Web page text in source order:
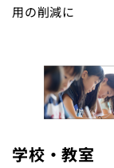
用の削減に
学校・教室